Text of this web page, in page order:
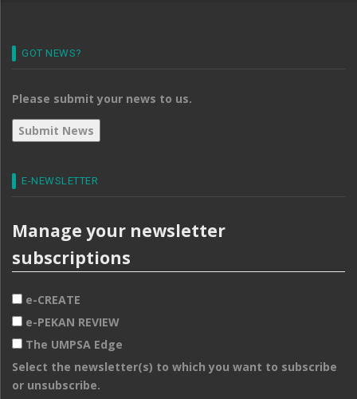
GOT NEWS?
Please submit your news to us.
E-NEWSLETTER
Manage your newsletter
subscriptions
e-CREATE
e-PEKAN REVIEW
The UMPSA Edge
Select the newsletter(s) to which you want to subscribe
or unsubscribe.